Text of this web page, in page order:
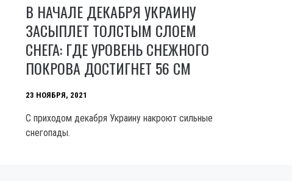
В НАЧАЛЕ ДЕКАБРЯ УКРАИНУ
ЗАСЫПЛЕТ ТОЛСТЫМ СЛОЕМ
СНЕГА: ГДЕ УРОВЕНЬ СНЕЖНОГО
ПОКРОВА ДОСТИГНЕТ 56 СМ
23 НОЯБРЯ, 2021
С приходом декабря Украину накроют сильные
снегопады.